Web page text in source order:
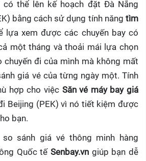
có thể lên kế hoạch đặt Đà Nẵng
bằng cách sử dụng tính năng tìm
lựa xem được các chuyến bay có
một tháng và thoải mái lựa chọn
chuyến đi của mình mà không mất
giá vé của từng ngày một. Tính
hợp cho việc Săn vé máy bay giá
Beijing (PEK) vì nó tiết kiệm được
bạn.
sánh giá vé thông minh hàng
Quốc tế Senbay.vn giúp bạn dễ